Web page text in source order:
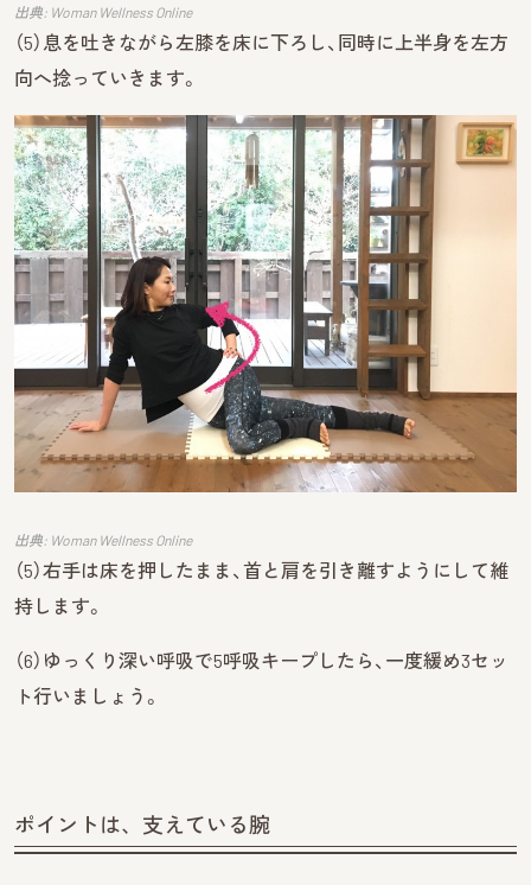
出典: Woman Wellness Online
（5）息を吐きながら左膝を床に下ろし、同時に上半身を左方
向へ捻っていきます。
出典: Woman Wellness Online
（5）右手は床を押したまま、首と肩を引き離すようにして維
持します。
（6）ゆっくり深い呼吸で5呼吸キープしたら、一度緩め3セッ
ト行いましょう。
ポイントは、支えている腕